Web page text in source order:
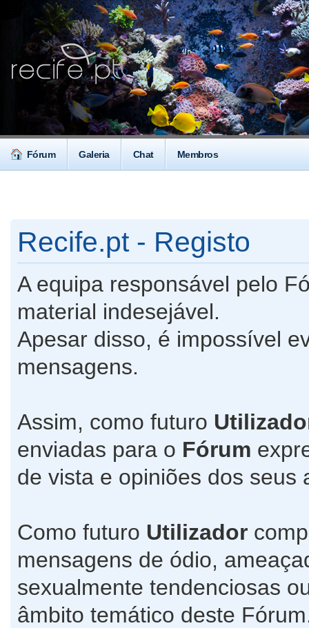
Fórum Galeria Chat Membros
Recife.pt - Registo
A equipa responsável pelo
material indesejável.
Apesar disso, é impossível
mensagens.
Assim, como futuro
enviadas para o Fórum
de vista e opiniões dos seus
Como futuro Utilizador
mensagens de ódio,
sexualmente tendenciosas
âmbito temático deste